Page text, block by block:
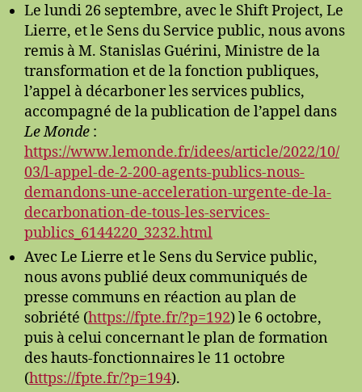
Le lundi 26 septembre, avec le Shift Project, Le
Lierre, et le Sens du Service public, nous avons
remis à M. Stanislas Guérini, Ministre de la
transformation et de la fonction publiques,
l’appel à décarboner les services publics,
accompagné de la publication de l’appel dans
Le Monde :
https://www.lemonde.fr/idees/article/2022/10/
03/l-appel-de-2-200-agents-publics-nous-
demandons-une-acceleration-urgente-de-la-
decarbonation-de-tous-les-services-
publics_6144220_3232.html
Avec Le Lierre et le Sens du Service public,
nous avons publié deux communiqués de
presse communs en réaction au plan de
sobriété (https://fpte.fr/?p=192) le 6 octobre,
puis à celui concernant le plan de formation
des hauts-fonctionnaires le 11 octobre
(https://fpte.fr/?p=194).